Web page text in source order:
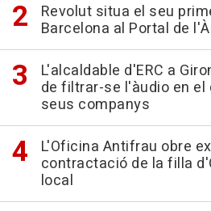
Revolut situa el seu
Barcelona al Portal de
L'alcaldable d'ERC a
de filtrar-se l'àudio en
seus companys
L'Oficina Antifrau obre
contractació de la filla
local